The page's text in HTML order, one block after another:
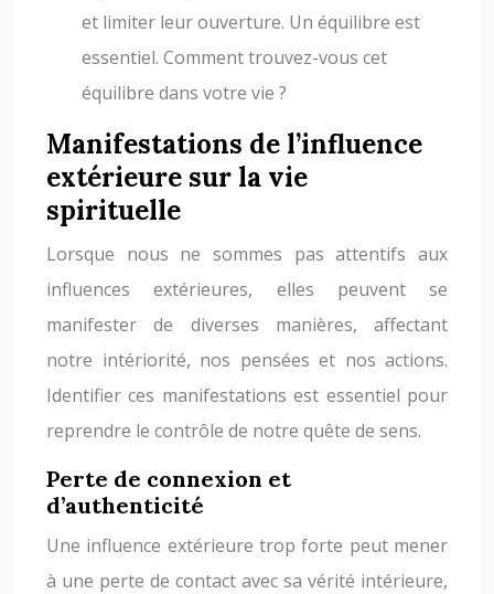
et limiter leur ouverture. Un équilibre est
essentiel. Comment trouvez-vous cet
équilibre dans votre vie ?
Manifestations de l’influence
extérieure sur la vie
spirituelle
Lorsque nous ne sommes pas attentifs aux
influences extérieures, elles peuvent se
manifester de diverses manières, affectant
notre intériorité, nos pensées et nos actions.
Identifier ces manifestations est essentiel pour
reprendre le contrôle de notre quête de sens.
Perte de connexion et
d’authenticité
Une influence extérieure trop forte peut mener
à une perte de contact avec sa vérité intérieure,